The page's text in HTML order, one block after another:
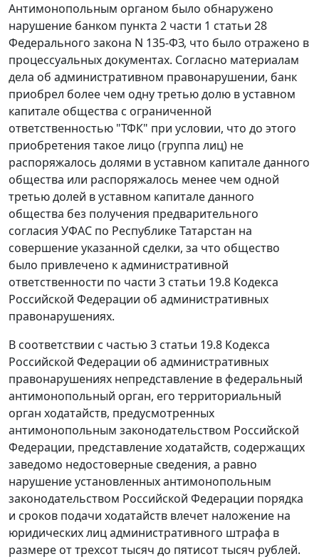
Антимонопольным органом было обнаружено
нарушение банком пункта 2 части 1 статьи 28
Федерального закона N 135-ФЗ, что было отражено в
процессуальных документах. Согласно материалам
дела об административном правонарушении, банк
приобрел более чем одну третью долю в уставном
капитале общества с ограниченной
ответственностью "ТФК" при условии, что до этого
приобретения такое лицо (группа лиц) не
распоряжалось долями в уставном капитале данного
общества или распоряжалось менее чем одной
третью долей в уставном капитале данного
общества без получения предварительного
согласия УФАС по Республике Татарстан на
совершение указанной сделки, за что общество
было привлечено к административной
ответственности по части 3 статьи 19.8 Кодекса
Российской Федерации об административных
правонарушениях.
В соответствии с частью 3 статьи 19.8 Кодекса
Российской Федерации об административных
правонарушениях непредставление в федеральный
антимонопольный орган, его территориальный
орган ходатайств, предусмотренных
антимонопольным законодательством Российской
Федерации, представление ходатайств, содержащих
заведомо недостоверные сведения, а равно
нарушение установленных антимонопольным
законодательством Российской Федерации порядка
и сроков подачи ходатайств влечет наложение на
юридических лиц административного штрафа в
размере от трехсот тысяч до пятисот тысяч рублей.